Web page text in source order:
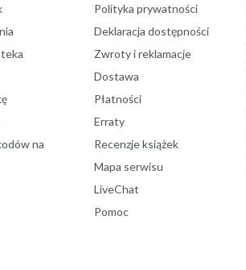
na
Polityka prywatności
Deklaracja dostępności
Zwroty i reklamacje
Dostawa
Płatności
Erraty
Recenzje książek
Mapa serwisu
LiveChat
Pomoc